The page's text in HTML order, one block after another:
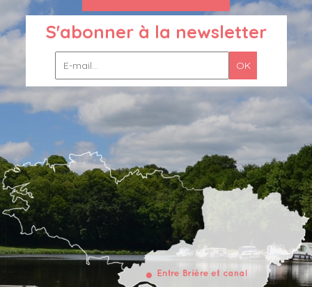
S'abonner à la newsletter